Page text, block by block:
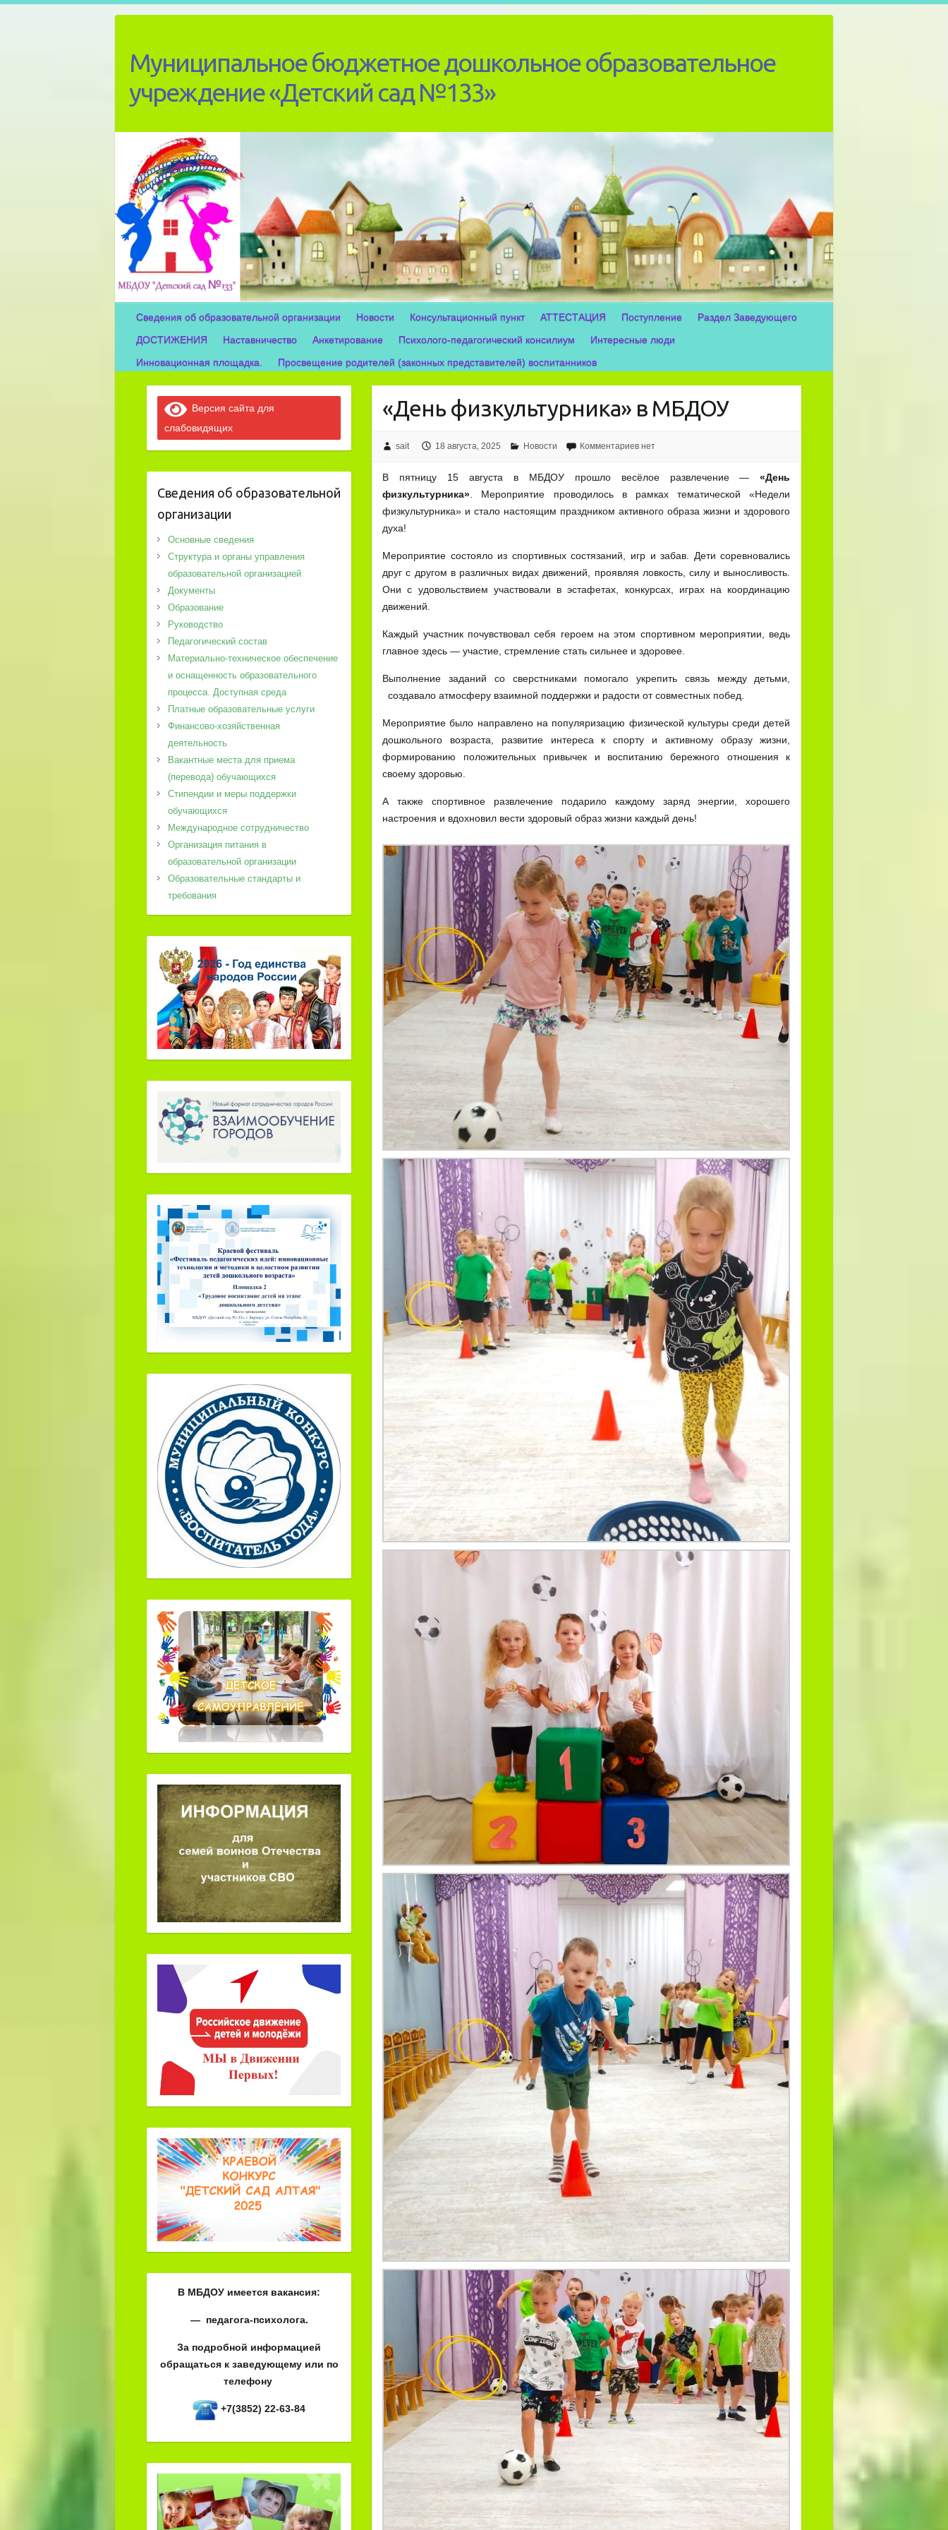
Муниципальное бюджетное дошкольное образовательное
учреждение «Детский сад №133»
Сведения об образовательной организации Новости Консультационный пункт АТТЕСТАЦИЯ Поступление
Раздел Заведующего
ДОСТИЖЕНИЯ
Наставничество Анкетирование Психолого-педагогический консилиум
Интересные люди
Инновационная площадка.
Просвещение родителей (законных представителей) воспитанников
«День физкультурника» в МБДОУ
sait 18 августа, 2025 Новости Комментариев нет
В пятницу 15 августа в МБДОУ прошло весёлое развлечение —«День
физкультурника» . Мероприятие проводилось в рамках тематической «Недели
физкультурника» и стало настоящим праздником активного образа жизни и здорового
духа!
Мероприятие состояло из спортивных состязаний, игр и забав. Дети соревновались
друг с другом в различных видах движений, проявляя ловкость, силу и выносливость.
Они с удовольствием участвовали в эстафетах, конкурсах, играх на координацию
движений.
Каждый участник почувствовал себя героем на этом спортивном мероприятии, ведь
главное здесь — участие, стремление стать сильнее и здоровее.
Выполнение заданий со сверстниками помогало укрепить связь между детьми,
создавало атмосферу взаимной поддержки и радости от совместных побед.
Мероприятие было направлено на популяризацию физической культуры среди детей
дошкольного возраста, развитие интереса к спорту и активному образу жизни,
формированию положительных привычек и воспитанию бережного отношения к
своему здоровью.
А также спортивное развлечение подарило каждому заряд энергии, хорошего
настроения и вдохновил вести здоровый образ жизни каждый день!
Версия сайта для
слабовидящих
Сведения об образовательной
организации
Основные сведения
Структура и органы управления
образовательной организацией
Документы
Образование
Руководство
Педагогический состав
Материально-техническое обеспечение
и оснащенность образовательного
процесса. Доступная среда
Платные образовательные услуги
Финансово-хозяйственная
деятельность
Вакантные места для приема
(перевода) обучающихся
Стипендии и меры поддержки
обучающихся
Международное сотрудничество
Организация питания в
образовательной организации
Образовательные стандарты и
требования
В МБДОУ имеется вакансия:
— педагога-психолога.
За подробной информацией
обращаться к заведующему или по
телефону
+7(3852) 22-63-84